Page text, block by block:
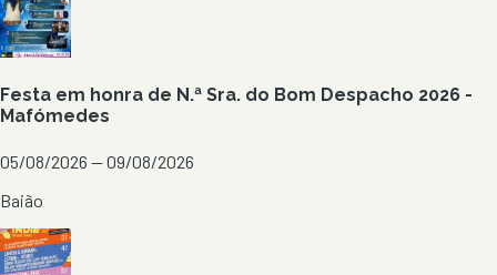
Festa em honra de N.ª Sra. do Bom Despacho 2026 -
Mafómedes
05/08/2026 — 09/08/2026
Baião